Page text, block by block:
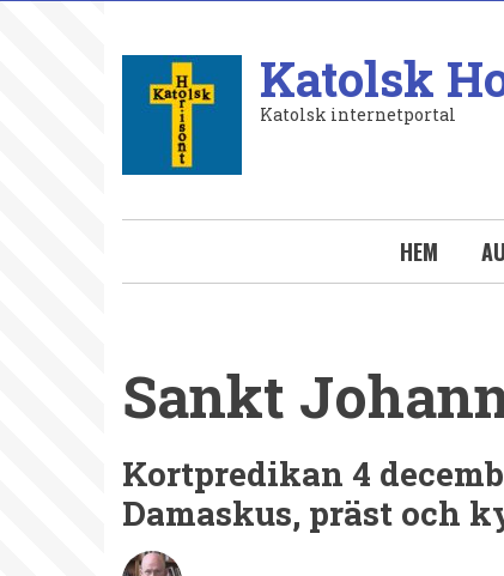
Katolsk
Katolsk internetportal
HEM
Sankt
Kortpredikan 4
Damaskus, präst och